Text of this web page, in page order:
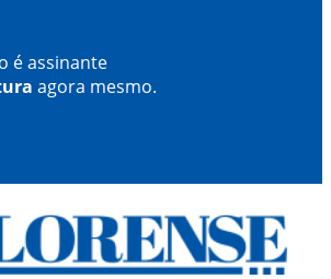
é assinante
agora mesmo.